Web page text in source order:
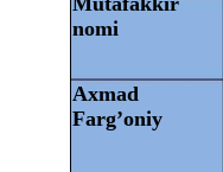
nomi
Axmad
Farg’oniy